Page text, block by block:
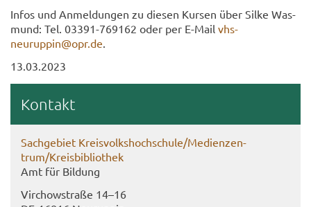
Infos und An­mel­dun­gen zu die­sen Kur­sen über Silke Was­
mund: Tel. 03391-​769162 oder per E-​Mail vhs-​
neuruppin@opr.de.
13.03.2023
Kon­takt
Sach­ge­biet Kreis­volks­hoch­schu­le/Me­di­en­zen­
trum/Kreis­bi­blio­thek
Amt für Bil­dung
Virch­ow­stra­ße 14–16